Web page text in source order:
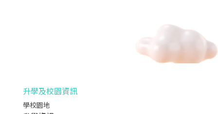
升學及校園資訊
學校園地